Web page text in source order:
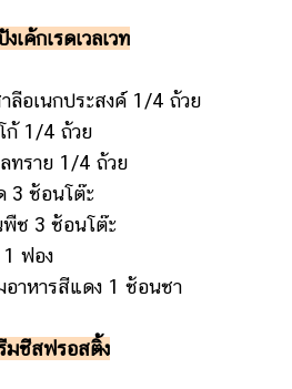
เค้กเรดเวลเวท
อเนกประสงค์ 1/4 ถ้วย
1/4 ถ้วย
ราย 1/4 ถ้วย
ช้อนโต๊ะ
3 ช้อนโต๊ะ
ฟอง
หารสีแดง 1 ช้อนชา
มชีสฟรอสติ้ง